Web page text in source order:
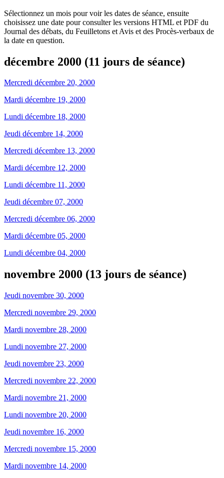
Sélectionnez un mois pour voir les dates de séance, ensuite
choisissez une date pour consulter les versions HTML et PDF du
Journal des débats, du Feuilletons et Avis et des Procès-verbaux de
la date en question.
décembre 2000 (11 jours de séance)
Mercredi décembre 20, 2000
Mardi décembre 19, 2000
Lundi décembre 18, 2000
Jeudi décembre 14, 2000
Mercredi décembre 13, 2000
Mardi décembre 12, 2000
Lundi décembre 11, 2000
Jeudi décembre 07, 2000
Mercredi décembre 06, 2000
Mardi décembre 05, 2000
Lundi décembre 04, 2000
novembre 2000 (13 jours de séance)
Jeudi novembre 30, 2000
Mercredi novembre 29, 2000
Mardi novembre 28, 2000
Lundi novembre 27, 2000
Jeudi novembre 23, 2000
Mercredi novembre 22, 2000
Mardi novembre 21, 2000
Lundi novembre 20, 2000
Jeudi novembre 16, 2000
Mercredi novembre 15, 2000
Mardi novembre 14, 2000